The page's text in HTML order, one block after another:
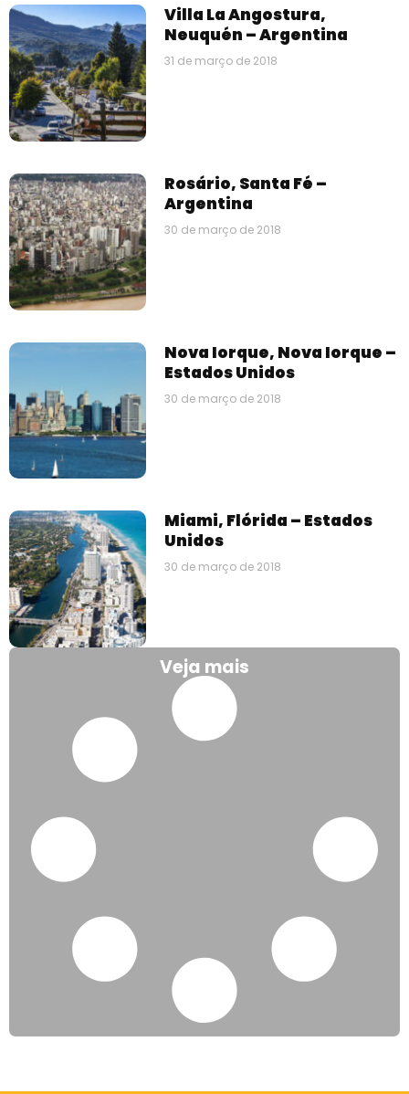
Villa La Angostura,
Neuquén – Argentina
31 de março de 2018
Rosário, Santa Fé –
Argentina
30 de março de 2018
Nova Iorque, Nova Iorque –
Estados Unidos
30 de março de 2018
Miami, Flórida – Estados
Unidos
30 de março de 2018
Veja mais